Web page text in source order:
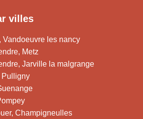
villes
Vandoeuvre les nancy
Metz
Jarville la malgrange
Pulligny
Champigneulles